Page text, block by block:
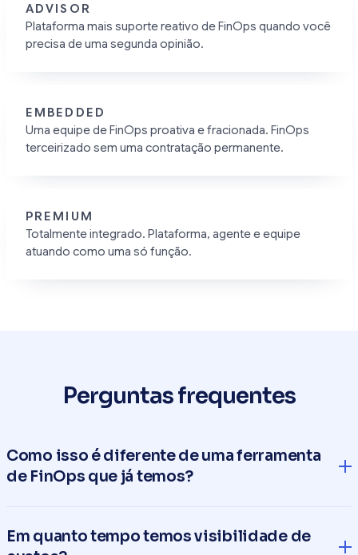
ADVISOR
Plataforma mais suporte reativo de FinOps quando você
precisa de uma segunda opinião.
EMBEDDED
Uma equipe de FinOps proativa e fracionada. FinOps
terceirizado sem uma contratação permanente.
PREMIUM
Totalmente integrado. Plataforma, agente e equipe
atuando como uma só função.
Perguntas frequentes
Como isso é diferente de uma ferramenta
de FinOps que já temos?
corrigido como resultado. Um dashboard também carrega
Em quanto tempo temos visibilidade de